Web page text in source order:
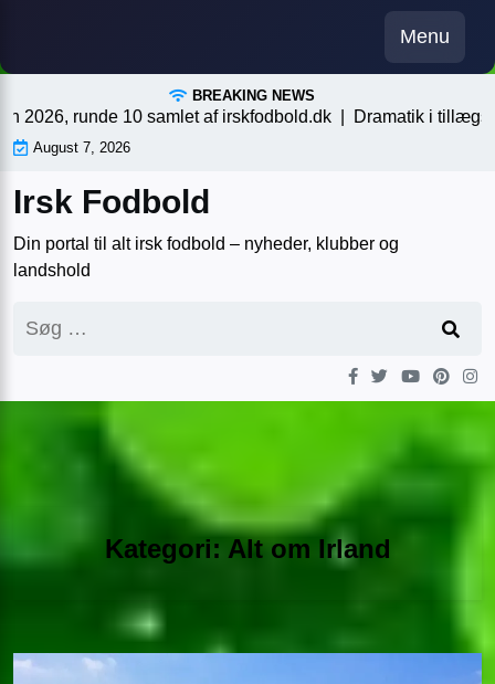
content
Menu
BREAKING NEWS
samlet af irskfodbold.dk |Dramatik i tillægstiden, en
August 7, 2026
Irsk Fodbold
Din portal til alt irsk fodbold – nyheder, klubber og
landshold
efter:
Kategori: Alt om Irland